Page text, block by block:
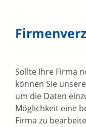
Sollte Ihre Firma
können Sie
um die Daten
Möglichkeit eine
Firma zu